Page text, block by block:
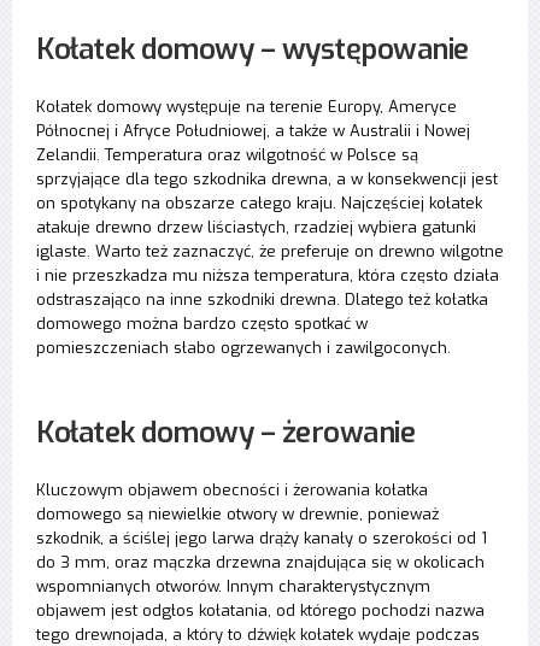
Kołatek domowy – występowanie
Kołatek domowy występuje na terenie Europy, Ameryce
Północnej i Afryce Południowej, a także w Australii i Nowej
Zelandii. Temperatura oraz wilgotność w Polsce są
sprzyjające dla tego szkodnika drewna, a w konsekwencji jest
on spotykany na obszarze całego kraju. Najczęściej kołatek
atakuje drewno drzew liściastych, rzadziej wybiera gatunki
iglaste. Warto też zaznaczyć, że preferuje on drewno wilgotne
i nie przeszkadza mu niższa temperatura, która często działa
odstraszająco na inne szkodniki drewna. Dlatego też kołatka
domowego można bardzo często spotkać w
pomieszczeniach słabo ogrzewanych i zawilgoconych.
Kołatek domowy – żerowanie
Kluczowym objawem obecności i żerowania kołatka
domowego są niewielkie otwory w drewnie, ponieważ
szkodnik, a ściślej jego larwa drąży kanały o szerokości od 1
do 3 mm, oraz mączka drzewna znajdująca się w okolicach
wspomnianych otworów. Innym charakterystycznym
objawem jest odgłos kołatania, od którego pochodzi nazwa
tego drewnojada, a który to dźwięk kołatek wydaje podczas